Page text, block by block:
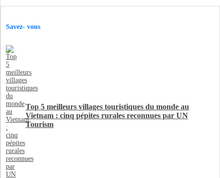
Savez- vous
Top 5 meilleurs villages touristiques du monde au
Vietnam : cinq pépites rurales reconnues par UN
Tourism